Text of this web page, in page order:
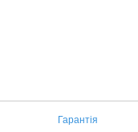
Гарантія